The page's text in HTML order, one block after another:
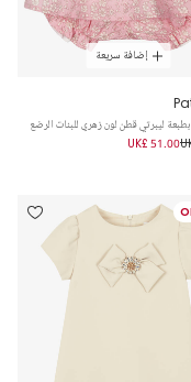
إضافة سريعة
ليبرتي قطن لون زهري للبنات الرضع
UK£ 51.00